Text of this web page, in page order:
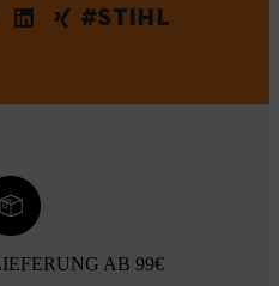
#STIHL
AB 99€